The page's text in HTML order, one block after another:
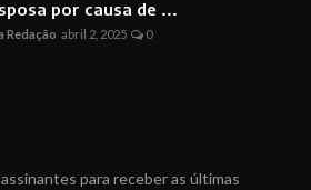
por causa de ...
Redação abril 2, 2025 0
para receber as últimas